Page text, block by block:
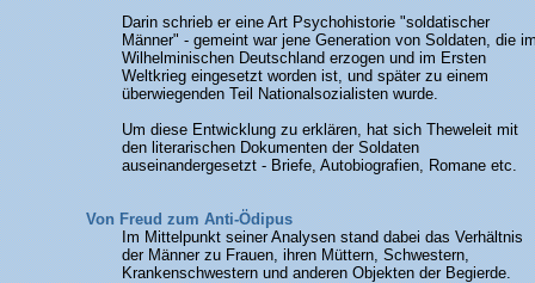
Darin schrieb er eine Art Psychohistorie "soldatischer
Männer" - gemeint war jene Generation von Soldaten, die
Wilhelminischen Deutschland erzogen und im Ersten
Weltkrieg eingesetzt worden ist, und später zu einem
überwiegenden Teil Nationalsozialisten wurde.
Um diese Entwicklung zu erklären, hat sich Theweleit mit
den literarischen Dokumenten der Soldaten
auseinandergesetzt - Briefe, Autobiografien, Romane etc.
Von Freud zum Anti-Ödipus
Im Mittelpunkt seiner Analysen stand dabei das Verhältnis
der Männer zu Frauen, ihren Müttern, Schwestern,
Krankenschwestern und anderen Objekten der Begierde.